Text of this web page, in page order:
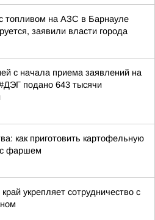
топливом на АЗС в Барнауле
заявили власти города
с начала приема заявлений на
подано 643 тысячи
как приготовить картофельную
с фаршем
укрепляет сотрудничество с